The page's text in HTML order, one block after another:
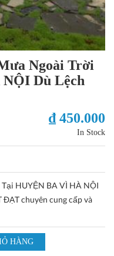
Ngoài Trời
Dù Lệch
₫ 450.000
In Stock
HUYỆN BA VÌ HÀ NỘI
ĐẠT chuyên cung cấp và